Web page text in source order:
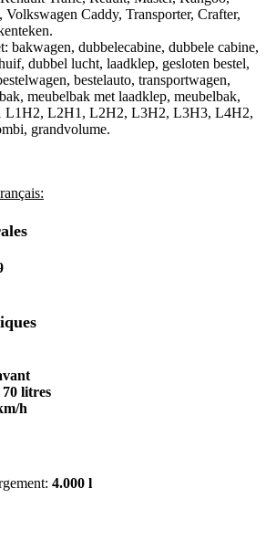
Caddy, Transporter, Crafter,
bakwagen, dubbelecabine, dubbele cabine,
dubbel lucht, laadklep, gesloten bestel,
bestelauto, transportwagen,
meubelbak met laadklep, meubelbak,
L1H2, L2H1, L2H2, L3H2, L3H3, L4H2,
grandvolume.
70 litres
h
4.000 l